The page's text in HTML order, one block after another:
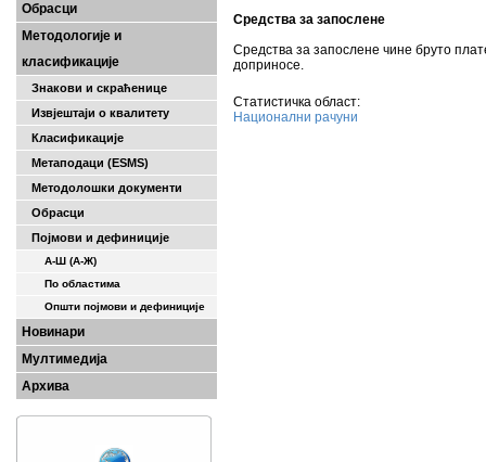
Обрасци
Методологије и
класификације
Знакови и скраћенице
Извјештаји о квалитету
Класификације
Метаподаци (ESMS)
Методолошки документи
Обрасци
Појмови и дефиниције
А-Ш (A-Ж)
По областима
Општи појмови и дефиниције
Новинари
Мултимедија
Архива
Средства за запослене
Средства за запослене чине бруто
доприносе.
Статистичка област:
Национални рачуни